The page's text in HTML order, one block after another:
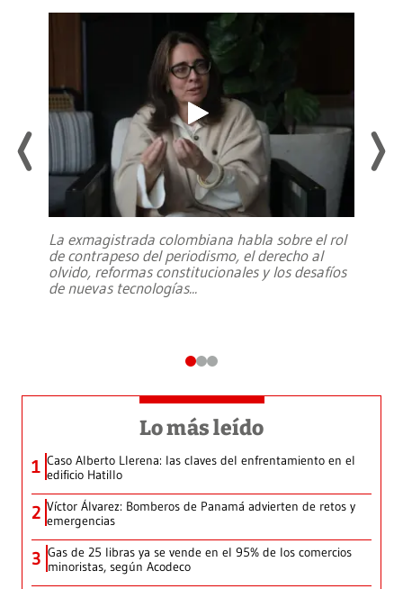
La exmagistrada colombiana habla sobre el rol
de contrapeso del periodismo, el derecho al
olvido, reformas constitucionales y los desafíos
de nuevas tecnologías...
Lo más leído
1 Caso Alberto Llerena: las claves del enfrentamiento en el
edificio Hatillo
2 Víctor Álvarez: Bomberos de Panamá advierten de retos y
emergencias
3 Gas de 25 libras ya se vende en el 95% de los comercios
minoristas, según Acodeco